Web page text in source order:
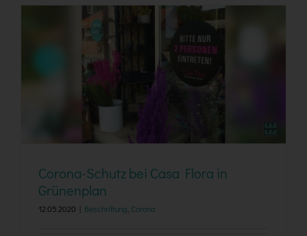
Corona-Schutz bei Casa Flora in Grünenplan
Corona-Schutz bei Casa Flora in
Grünenplan
12.05.2020 Beschriftung Corona